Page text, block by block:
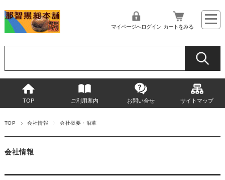
マイページへログイン カートをみる
TOP ご利用案内 お問い合せ サイトマップ
TOP 会社情報 会社概要・沿革
会社情報